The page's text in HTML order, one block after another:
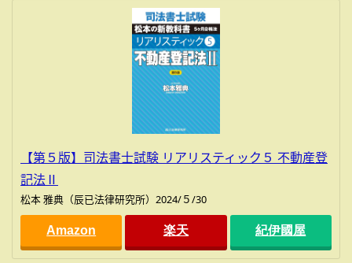
【第５版】司法書士試験 リアリスティック５ 不動産登
記法Ⅱ
松本 雅典（辰已法律研究所）2024/５/30
Amazon 楽天 紀伊國屋